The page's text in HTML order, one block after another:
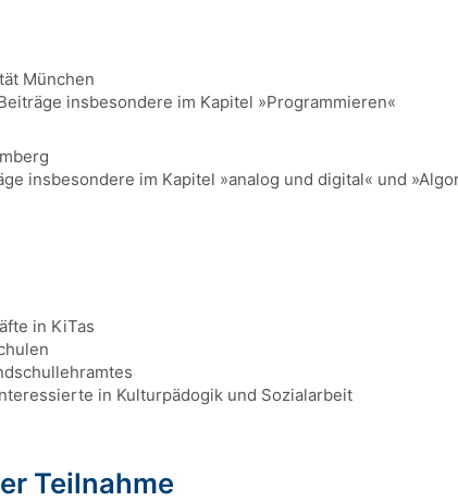
München
insbesondere im Kapitel »Programmieren«
insbesondere im Kapitel »analog und digital« und
in KiTas
in Kulturpädogik und Sozialarbeit
Teilnahme